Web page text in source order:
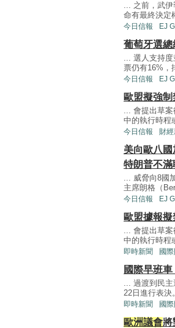
... 之前，武
命有最終決定
今日信報 EJ
葡萄牙選
... 選人支持度
票仍有16%，
今日信報 EJ
歐盟擬強
... 會提出草
中的執行時程
今日信報 財經
美向歐八
特朗普不滿
... 威脅向8國
主席朗格（
今日信報 EJ
歐盟據報
... 會提出草
中的執行時程
即時新聞 國
國際早班
... 過渡到民主
22日進行表決
即時新聞 國
歐洲議會將